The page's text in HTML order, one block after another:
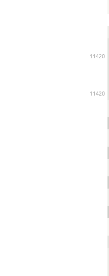
11420
11420